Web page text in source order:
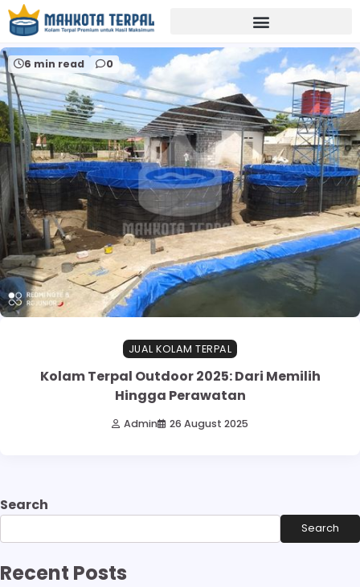
Home kolam terpal anti uv
6 min read 0
JUAL KOLAM TERPAL
Kolam Terpal Outdoor 2025: Dari Memilih
Hingga Perawatan
Admin 26 August 2025
Search
Search
Recent Posts